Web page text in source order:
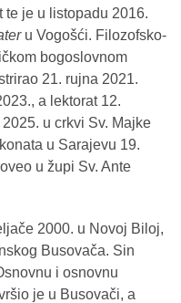
te je u listopadu 2016.
u Vogošći. Filozofsko-
bogoslovnom
21. rujna 2021.
a lektorat 12.
u crkvi Sv. Majke
u Sarajevu 19.
u župi Sv. Ante
2000. u Novoj Biloj,
Busovača. Sin
i osnovnu
je u Busovači, a